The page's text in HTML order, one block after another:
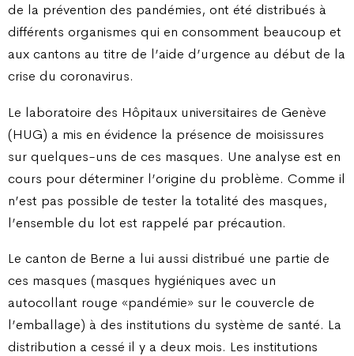
de la prévention des pandémies, ont été distribués à
différents organismes qui en consomment beaucoup et
aux cantons au titre de l’aide d’urgence au début de la
crise du coronavirus.
Le laboratoire des Hôpitaux universitaires de Genève
(HUG) a mis en évidence la présence de moisissures
sur quelques-uns de ces masques. Une analyse est en
cours pour déterminer l’origine du problème. Comme il
n’est pas possible de tester la totalité des masques,
l’ensemble du lot est rappelé par précaution.
Le canton de Berne a lui aussi distribué une partie de
ces masques (masques hygiéniques avec un
autocollant rouge «pandémie» sur le couvercle de
l’emballage) à des institutions du système de santé. La
distribution a cessé il y a deux mois. Les institutions